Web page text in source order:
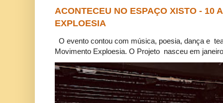
ACONTECEU NO ESPAÇO XISTO - 10
EXPLOESIA
O evento contou com música, poesia, dança e
Movimento Exploesia. O Projeto nasceu em